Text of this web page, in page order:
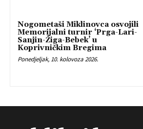
Nogometaši Miklinovca osvojili
Memorijalni turnir ‘Prga-Lari-
Sanjin-Žiga-Bebek’ u
Koprivničkim Bregima
Ponedjeljak, 10. kolovoza 2026.